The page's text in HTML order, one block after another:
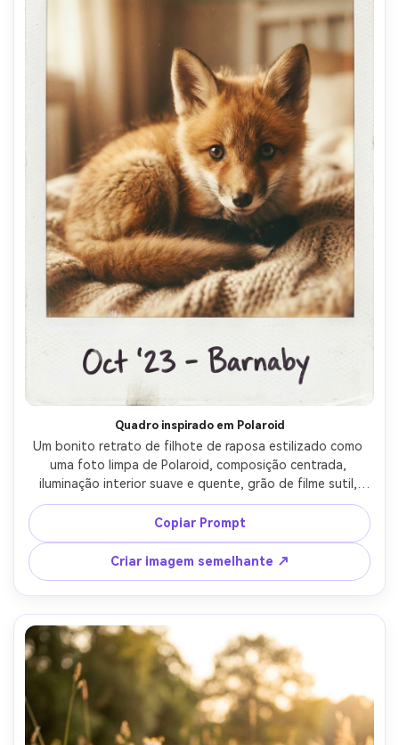
Quadro inspirado em Polaroid
Um bonito retrato de filhote de raposa estilizado como
uma foto limpa de Polaroid, composição centrada,
iluminação interior suave e quente, grão de filme sutil,
destaques ligeiramente desbotados, tirado em Nikon Z6 II
com 50mm f/1.8, profundidade de campo rasa, pele
fotorealista, classificação de cores nostálgicas e vinheta-
AR 4:5
Copiar Prompt
Criar imagem semelhante ↗